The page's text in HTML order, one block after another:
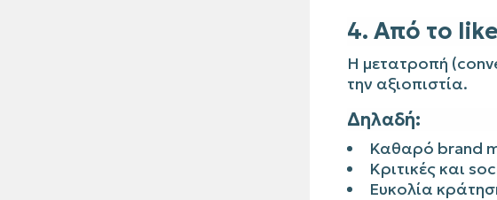
4. Από το
Η μετατροπή
την αξιοπιστία.
Δηλαδή:
Καθαρό brand
Κριτικές και
Ευκολία